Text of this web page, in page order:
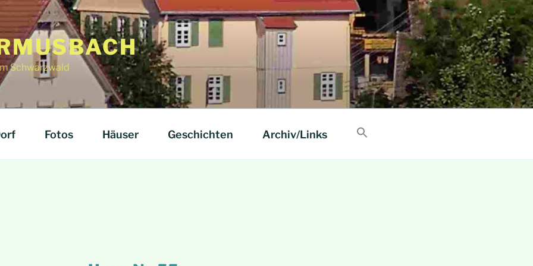
Schwarzwald
Fotos Häuser Geschichten Archiv/Links